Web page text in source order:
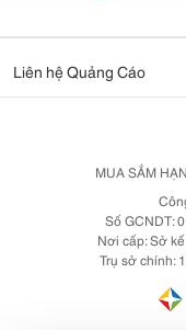
Liên hệ Quảng Cáo
MUA SẮM
Số GCNDT:
Nơi cấp: Sở
Trụ sở chính: